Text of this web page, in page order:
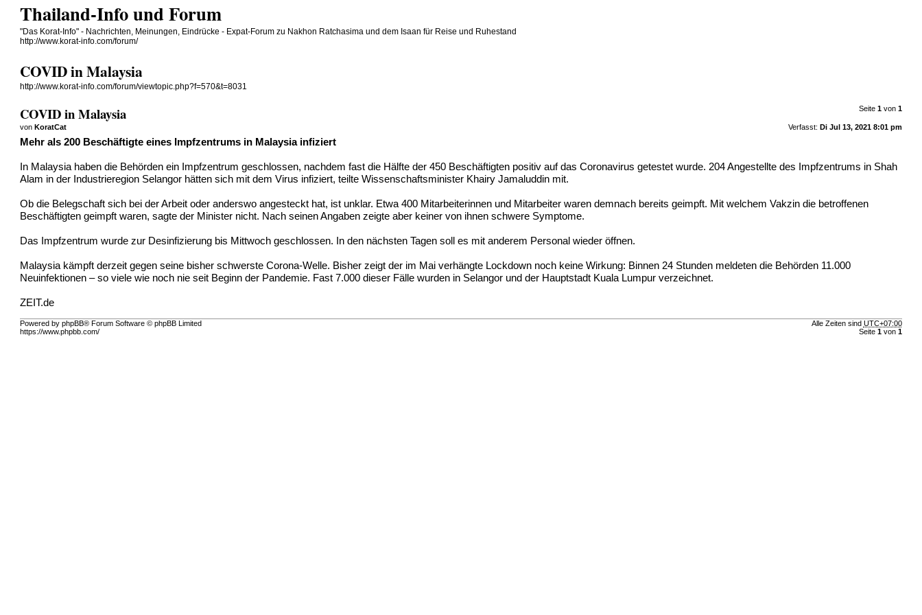
Thailand-Info und Forum
"Das Korat-Info" - Nachrichten, Meinungen, Eindrücke - Expat-Forum zu Nakhon Ratchasima und dem Isaan für Reise und Ruhestand
http://www.korat-info.com/forum/
COVID in Malaysia
http://www.korat-info.com/forum/viewtopic.php?f=570&t=8031
Seite 1von 1
COVID in Malaysia
Verfasst: Di Jul 13, 2021 8:01 pm
vonKoratCat
Mehr als 200 Beschäftigte eines Impfzentrums in Malaysia infiziert
In Malaysia haben die Behörden ein Impfzentrum geschlossen, nachdem fast die Hälfte der 450 Beschäftigten positiv auf das Coronavirus getestet wurde. 204 Angestellte des Impfzentrums in Shah
Alam in der Industrieregion Selangor hätten sich mit dem Virus infiziert, teilte Wissenschaftsminister Khairy Jamaluddin mit.
Ob die Belegschaft sich bei der Arbeit oder anderswo angesteckt hat, ist unklar. Etwa 400 Mitarbeiterinnen und Mitarbeiter waren demnach bereits geimpft. Mit welchem Vakzin die betroffenen
Beschäftigten geimpft waren, sagte der Minister nicht. Nach seinen Angaben zeigte aber keiner von ihnen schwere Symptome.
Das Impfzentrum wurde zur Desinfizierung bis Mittwoch geschlossen. In den nächsten Tagen soll es mit anderem Personal wieder öffnen.
Malaysia kämpft derzeit gegen seine bisher schwerste Corona-Welle. Bisher zeigt der im Mai verhängte Lockdown noch keine Wirkung: Binnen 24 Stunden meldeten die Behörden 11.000
Neuinfektionen – so viele wie noch nie seit Beginn der Pandemie. Fast 7.000 dieser Fälle wurden in Selangor und der Hauptstadt Kuala Lumpur verzeichnet.
ZEIT.de
Alle Zeiten sind UTC+07:00
Seite 1von 1
Powered by phpBB® Forum Software © phpBB Limited
https://www.phpbb.com/